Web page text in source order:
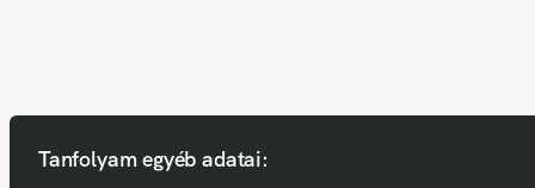
Tanfolyam egyéb adatai: